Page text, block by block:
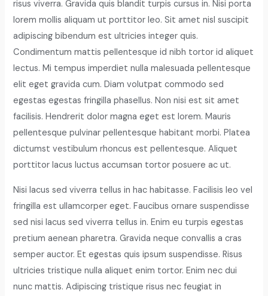
risus viverra. Gravida quis blandit turpis cursus in. Nisi porta
lorem mollis aliquam ut porttitor leo. Sit amet nisl suscipit
adipiscing bibendum est ultricies integer quis.
Condimentum mattis pellentesque id nibh tortor id aliquet
lectus. Mi tempus imperdiet nulla malesuada pellentesque
elit eget gravida cum. Diam volutpat commodo sed
egestas egestas fringilla phasellus. Non nisi est sit amet
facilisis. Hendrerit dolor magna eget est lorem. Mauris
pellentesque pulvinar pellentesque habitant morbi. Platea
dictumst vestibulum rhoncus est pellentesque. Aliquet
porttitor lacus luctus accumsan tortor posuere ac ut.
Nisi lacus sed viverra tellus in hac habitasse. Facilisis leo vel
fringilla est ullamcorper eget. Faucibus ornare suspendisse
sed nisi lacus sed viverra tellus in. Enim eu turpis egestas
pretium aenean pharetra. Gravida neque convallis a cras
semper auctor. Et egestas quis ipsum suspendisse. Risus
ultricies tristique nulla aliquet enim tortor. Enim nec dui
nunc mattis. Adipiscing tristique risus nec feugiat in